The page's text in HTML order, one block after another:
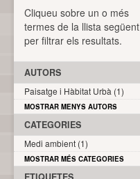
Cliqueu sobre un o més
termes de la llista següent
per filtrar els resultats.
AUTORS
Paisatge i Hàbitat Urbà (1)
MOSTRAR MENYS AUTORS
CATEGORIES
Medi ambient (1)
MOSTRAR MÉS CATEGORIES